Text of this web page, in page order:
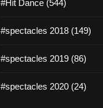
#Hit Dance (544)
#spectacles 2018 (149)
#spectacles 2019 (86)
#spectacles 2020 (24)